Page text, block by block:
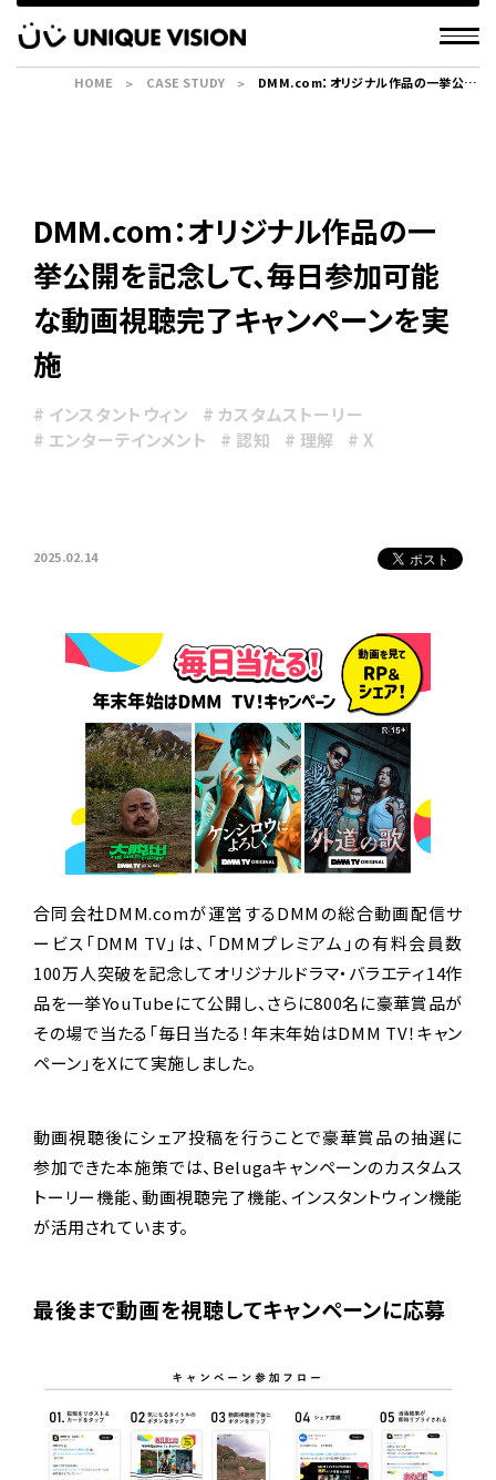
DMM.com：オリジナル作品の一
挙公開を記念して、毎日参加可能
な動画視聴完了キャンペーンを実
施
# インスタントウィン
# カスタムストーリー
# エンターテインメント
# 認知 # 理解 # X
2025.02.14
合同会社DMM.comが運営するDMMの総合動画配信サ
ービス「DMM TV」は、「DMMプレミアム」の有料会員数
100万人突破を記念してオリジナルドラマ・バラエティ14作
品を一挙YouTubeにて公開し、さらに800名に豪華賞品が
その場で当たる「毎日当たる！年末年始はDMM TV！キャン
ペーン」をXにて実施しました。
動画視聴後にシェア投稿を行うことで豪華賞品の抽選に
参加できた本施策では、Belugaキャンペーンのカスタムス
トーリー機能、動画視聴完了機能、インスタントウィン機能
が活用されています。
最後まで動画を視聴してキャンペーンに応募
HOME CASE STUDY
DMM.com：オリジナル作品の一挙公開